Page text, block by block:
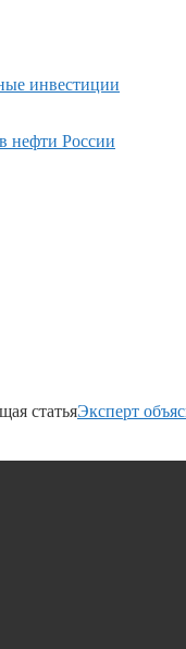
инвестиции
нефти России
статьяЭксперт